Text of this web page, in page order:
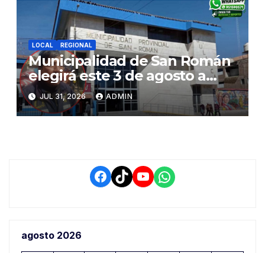
LOCAL REGIONAL
Municipalidad de San Román
elegirá este 3 de agosto a
representantes del Comité
de Seguridad y Salud en el
Trabajo
JUL 31, 2026 ADMIN
Facebook
TikTokYouTube
WhatsApp
agosto 2026